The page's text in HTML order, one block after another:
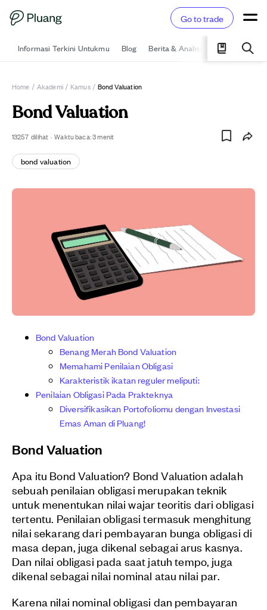
Go to trade
Informasi Terkini Untukmu Blog Berita & Analisis Pelajari
Home / Akademi / Kamus / Bond Valuation
Bond Valuation
13257dilihat · Waktu baca:3menit
bond valuation
Bond Valuation
Benang Merah Bond Valuation
Memahami Penilaian Obligasi
Karakteristik ikatan reguler meliputi:
Penilaian Obligasi Pada Prakteknya
Diversifikasikan Portofoliomu dengan Investasi
Emas Aman di Pluang!
Bond Valuation
Apa itu Bond Valuation? Bond Valuation adalah
sebuah penilaian obligasi merupakan teknik
untuk menentukan nilai wajar teoritis dari obligasi
tertentu. Penilaian obligasi termasuk menghitung
nilai sekarang dari pembayaran bunga obligasi di
masa depan, juga dikenal sebagai arus kasnya.
Dan nilai obligasi pada saat jatuh tempo, juga
dikenal sebagai nilai nominal atau nilai par.
Karena nilai nominal obligasi dan pembayaran